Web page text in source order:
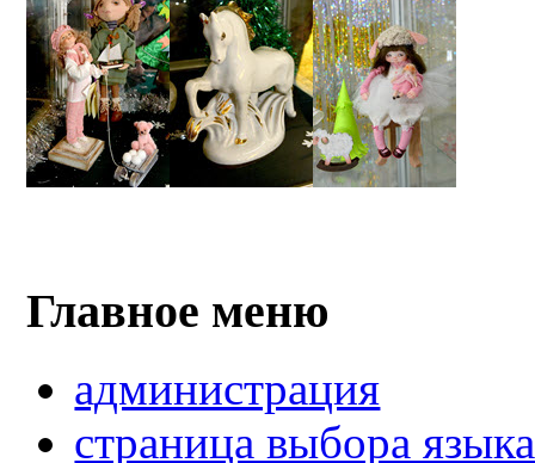
Главное меню
администрация
страница выбора языка